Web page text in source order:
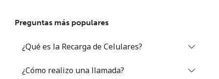
Preguntas más populares
¿Qué es la Recarga de Celulares?
¿Cómo realizo una llamada?